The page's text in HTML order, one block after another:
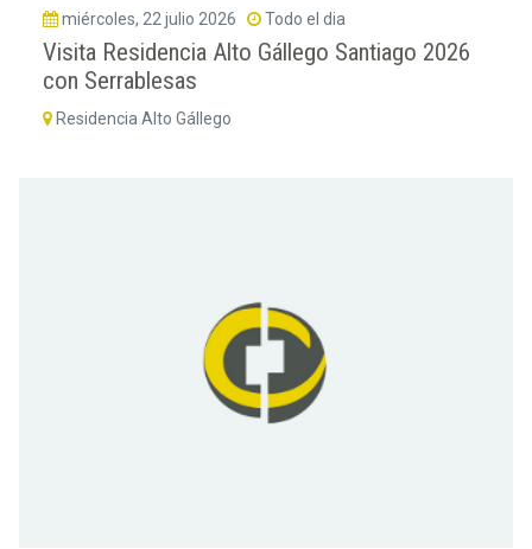
miércoles, 22 julio 2026 Todo el dia
Visita Residencia Alto Gállego Santiago 2026
con Serrablesas
Residencia Alto Gállego